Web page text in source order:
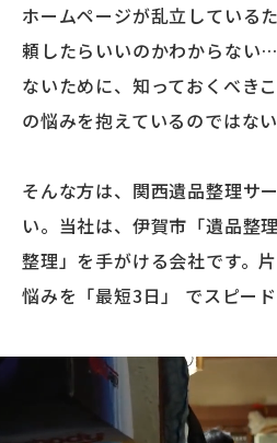
ホームページが乱立している
頼したらいいのかわからない
ないために、知っておくべき
の悩みを抱えているのではな
そんな方は、関西遺品整理サ
い。当社は、伊賀市「遺品整
整理」を手がける会社です。
悩みを「最短3日」 でスピード